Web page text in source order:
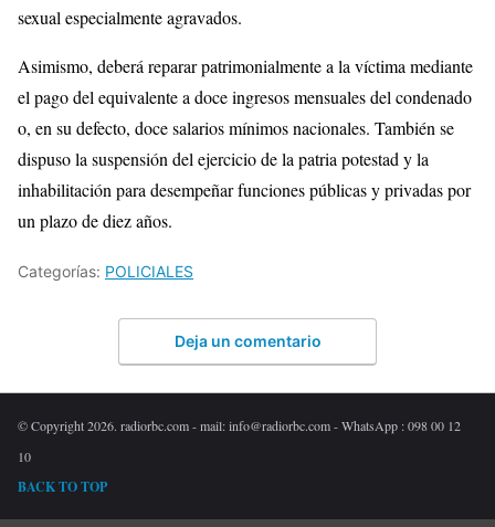
sexual especialmente agravados.
Asimismo, deberá reparar patrimonialmente a la víctima mediante
el pago del equivalente a doce ingresos mensuales del condenado
o, en su defecto, doce salarios mínimos nacionales. También se
dispuso la suspensión del ejercicio de la patria potestad y la
inhabilitación para desempeñar funciones públicas y privadas por
un plazo de diez años.
Categorías: POLICIALES
Deja un comentario
© Copyright 2026. radiorbc.com - mail: info@radiorbc.com - WhatsApp : 098 00 12
10
BACK TO TOP